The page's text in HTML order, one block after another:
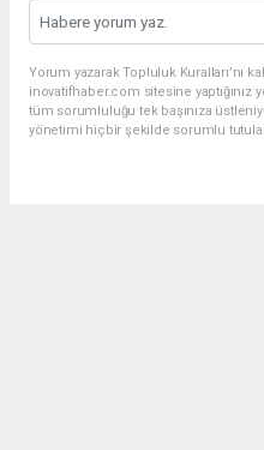
Yorum yazarak Topluluk Kuralları’nı
inovatifhaber.com sitesine yaptığınız
tüm sorumluluğu tek başınıza
yönetimi hiçbir şekilde sorumlu